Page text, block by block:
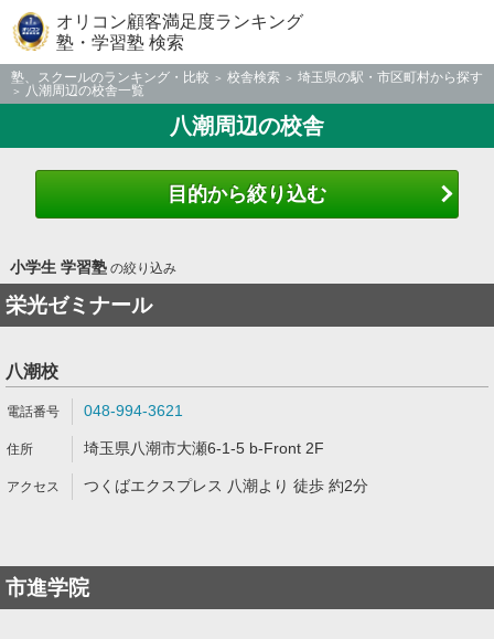
オリコン顧客満足度ランキング
塾・学習塾 検索
塾、スクールのランキング・比較 校舎検索
埼玉県の駅・市区町村から探す
八潮周辺の校舎一覧
八潮周辺の校舎
目的から絞り込む
小学生 学習塾の絞り込み
栄光ゼミナール
八潮校
048-994-3621
埼玉県八潮市大瀬6-1-5 b-Front 2F
つくばエクスプレス 八潮より 徒歩 約2分
市進学院